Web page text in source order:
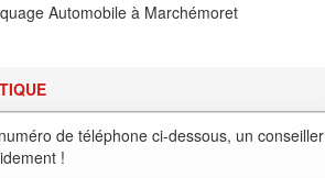
Automobile à Marchémoret
de téléphone ci-dessous, un conseiller
!